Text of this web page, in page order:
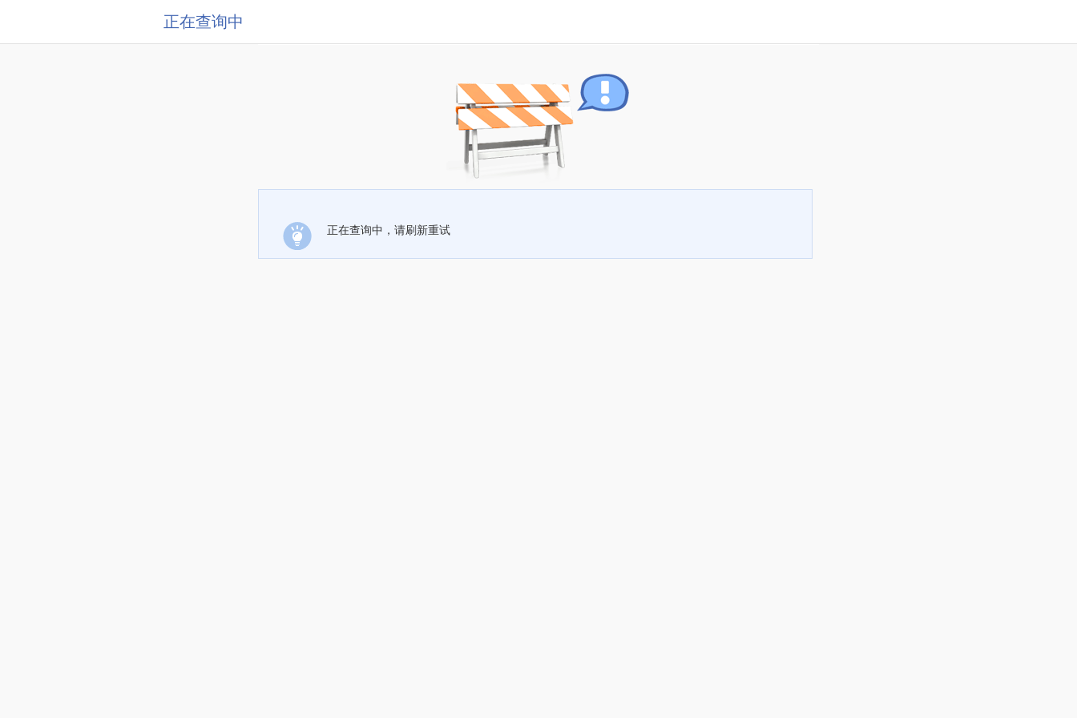
正在查询中
正在查询中，请刷新重试